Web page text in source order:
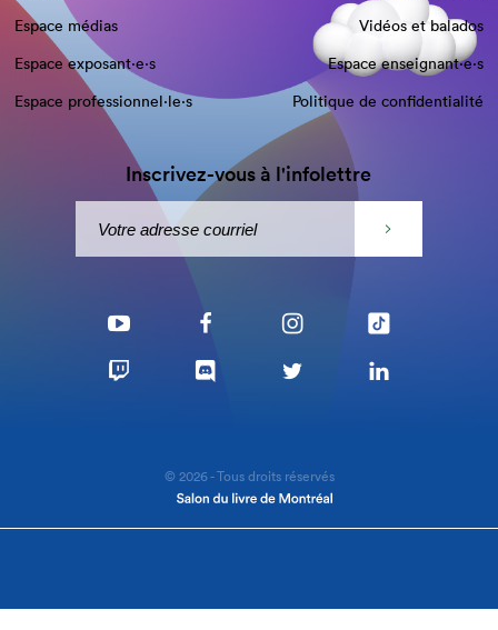
Espace médias
Vidéos et balados
Espace exposant·e⋅s
Espace enseignant·e⋅s
Espace professionnel·le⋅s
Politique de confidentialité
Inscrivez-vous à l'infolettre
© 2026 - Tous droits réservés